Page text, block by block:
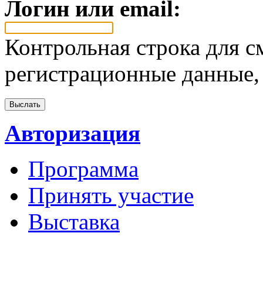
Логин или email:
Контрольная строка для
регистрационные
Авторизация
Программа
Принять участие
Выставка